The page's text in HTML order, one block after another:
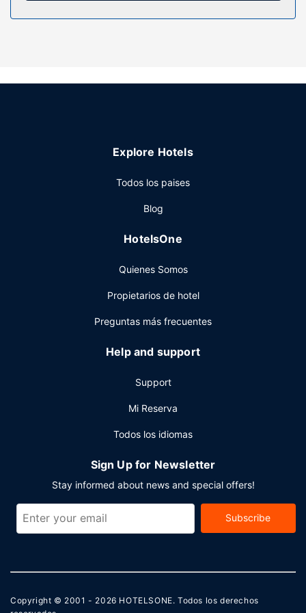
Servicios hotel
servicios de conserjería.
puedes llamar al servicio de habitaciones las 24 horas. Se
10:30 con un coste adicional. LOCALIZE
in exprés y check-out exprés a tu disposición. Hay un
Explore Hotels
Todos los paises
Blog
HotelsOne
Quienes Somos
Propietarios de hotel
Preguntas más frecuentes
Help and support
Support
Mi Reserva
Todos los idiomas
Sign Up for Newsletter
Stay informed about news and special offers!
Subscribe
Copyright © 2001 - 2026 HOTELSONE. Todos los derechos